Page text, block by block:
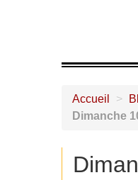
Accueil >
Dimanche